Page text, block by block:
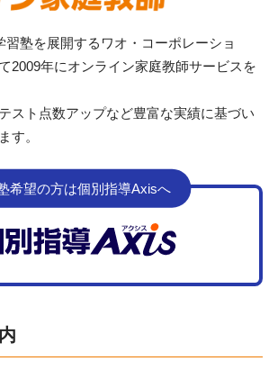
習塾を展開するワオ・コーポレーショ
2009年にオンライン家庭教師サービスを
スト点数アップなど豊富な実績に基づい
す。
希望の方は個別指導Axisへ